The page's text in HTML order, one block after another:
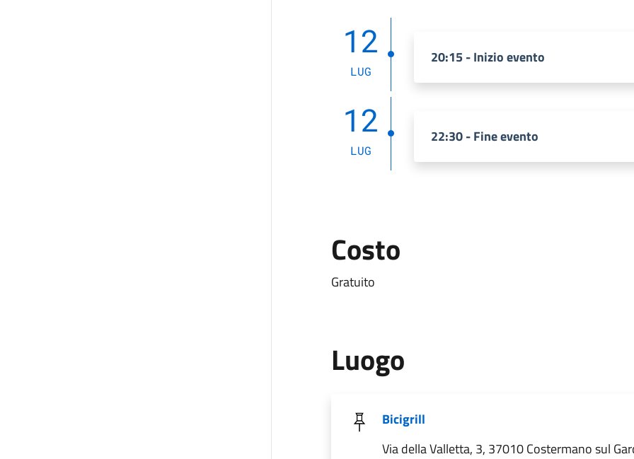
12
LUG
20:15 - Inizio evento
12
LUG
22:30 - Fine evento
Costo
Gratuito
Luogo
Bicigrill
Via della Valletta, 3, 37010 Costermano sul